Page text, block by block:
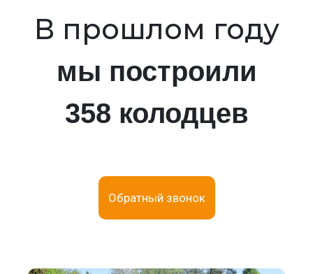
В прошлом году
мы построили
358 колодцев
Обратный звонок